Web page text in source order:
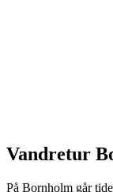
Vandretur
På Bornholm går